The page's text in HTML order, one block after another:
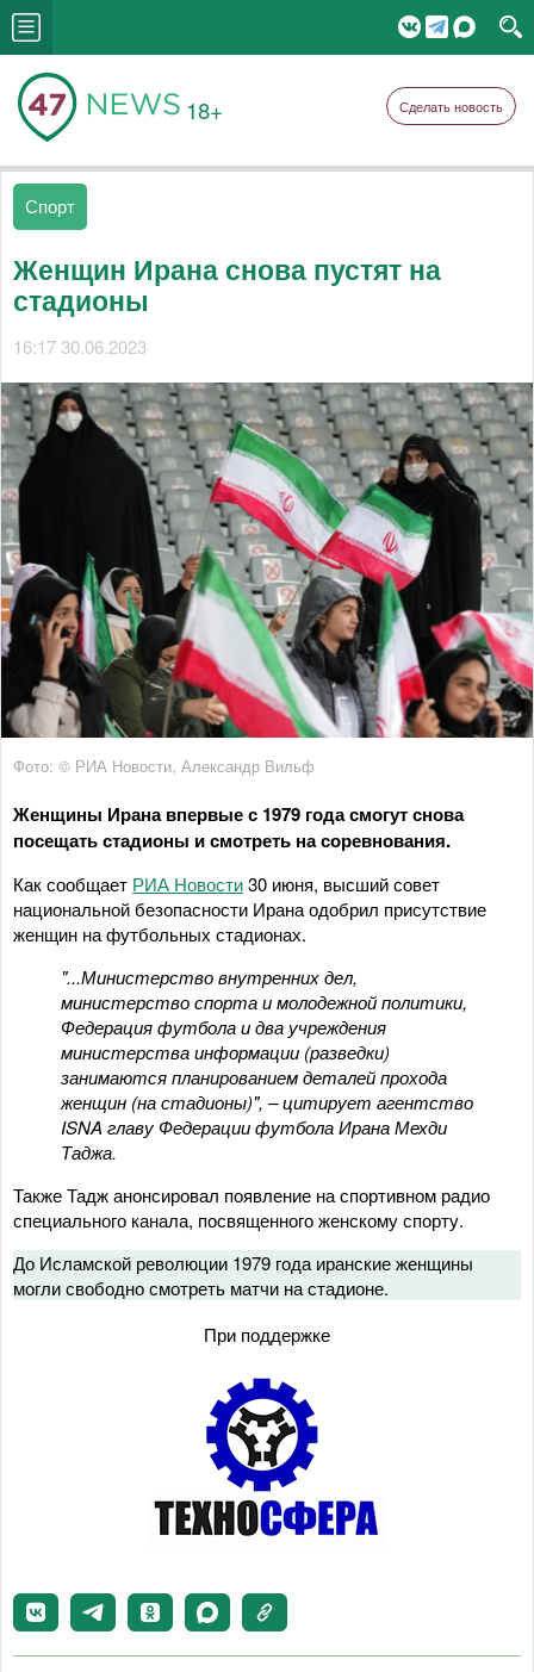
18+ Сделать новость
Спорт
Женщин Ирана снова пустят на
стадионы
16:17 30.06.2023
Фото: © РИА Новости, Александр Вильф
Женщины Ирана впервые с 1979 года смогут снова
посещать стадионы и смотреть на соревнования.
Как сообщает РИА Новости30 июня, высший совет
национальной безопасности Ирана одобрил присутствие
женщин на футбольных стадионах.
"...Министерство внутренних дел,
министерство спорта и молодежной политики,
Федерация футбола и два учреждения
министерства информации (разведки)
занимаются планированием деталей прохода
женщин (на стадионы)", – цитирует агентство
ISNA главу Федерации футбола Ирана Мехди
Таджа.
Также Тадж анонсировал появление на спортивном радио
специального канала, посвященного женскому спорту.
До Исламской революции 1979 года иранские женщины
могли свободно смотреть матчи на стадионе.
При поддержке